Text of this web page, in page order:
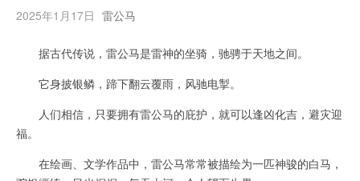
2025年1月17日 雷公马
据古代传说，雷公马是雷神的坐骑，驰骋于天地之间。
它身披银鳞，蹄下翻云覆雨，风驰电掣。
人们相信，只要拥有雷公马的庇护，就可以逢凶化吉，避灾迎
福。
在绘画、文学作品中，雷公马常常被描绘为一匹神骏的白马，